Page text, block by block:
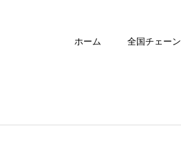
ホーム 全国チェーン